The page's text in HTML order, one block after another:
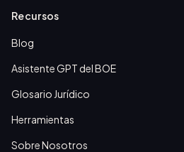
Recursos
Blog
Asistente GPT del BOE
Glosario Jurídico
Herramientas
Sobre Nosotros